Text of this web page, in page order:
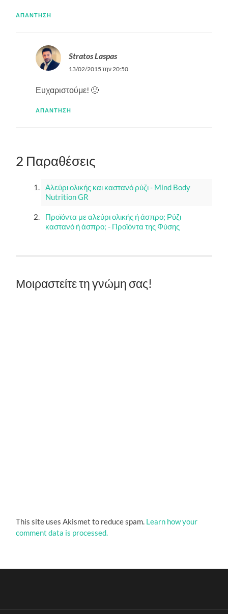
ΑΠΆΝΤΗΣΗ
Stratos Laspas
13/02/2015 την 20:50
Ευχαριστούμε! 🙂
ΑΠΆΝΤΗΣΗ
2 Παραθέσεις
Αλεύρι ολικής και καστανό ρύζι - Mind Body
Nutrition GR
Προϊόντα με αλεύρι ολικής ή άσπρο; Ρύζι
καστανό ή άσπρο; - Προϊόντα της Φύσης
Μοιραστείτε τη γνώμη σας!
This site uses Akismet to reduce spam. Learn how your
comment data is processed.